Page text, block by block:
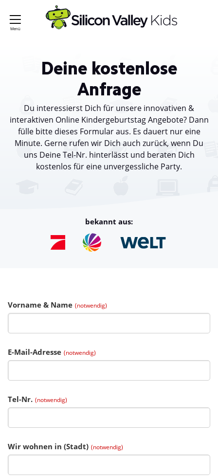
Deine kostenlose
Anfrage
Du interessierst Dich für unsere innovativen &
interaktiven Online Kindergeburtstag Angebote? Dann
fülle bitte dieses Formular aus. Es dauert nur eine
Minute. Gerne rufen wir Dich auch zurück, wenn Du
uns Deine Tel-Nr. hinterlässt und beraten Dich
kostenlos für eine unvergessliche Party.
bekannt aus:
Vorname & Name (notwendig)
E-Mail-Adresse (notwendig)
Tel-Nr. (notwendig)
Wir wohnen in (Stadt) (notwendig)